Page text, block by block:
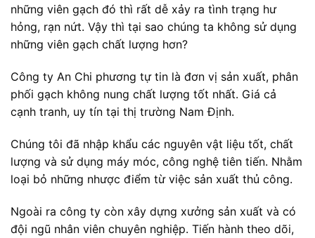
những viên gạch đó thì rất dễ xảy ra tình trạng hư
hỏng, rạn nứt. Vậy thì tại sao chúng ta không sử dụng
những viên gạch chất lượng hơn?
Công ty An Chi phương tự tin là đơn vị sản xuất, phân
phối gạch không nung chất lượng tốt nhất. Giá cả
cạnh tranh, uy tín tại thị trường Nam Định.
Chúng tôi đã nhập khẩu các nguyên vật liệu tốt, chất
lượng và sử dụng máy móc, công nghệ tiên tiến. Nhằm
loại bỏ những nhược điểm từ việc sản xuất thủ công.
Ngoài ra công ty còn xây dựng xưởng sản xuất và có
đội ngũ nhân viên chuyên nghiệp. Tiến hành theo dõi,